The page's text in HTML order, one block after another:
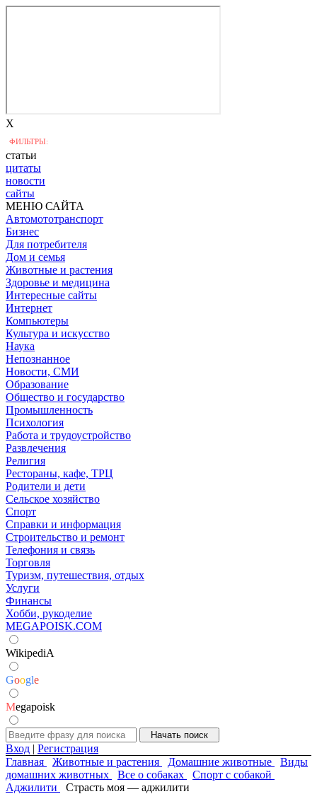
X
ФИЛЬТРЫ:
статьи
цитаты
новости
сайты
МЕНЮ САЙТА
Автомототранспорт
Бизнес
Для потребителя
Дом и семья
Животные и растения
Здоровье и медицина
Интересные сайты
Интернет
Компьютеры
Культура и искусство
Наука
Непознанное
Новости, СМИ
Образование
Общество и государство
Промышленность
Психология
Работа и трудоустройство
Развлечения
Религия
Рестораны, кафе, ТРЦ
Родители и дети
Сельское хозяйство
Спорт
Справки и информация
Строительство и ремонт
Телефония и связь
Торговля
Туризм, путешествия, отдых
Услуги
Финансы
Хобби, рукоделие
MEGAPOISK.COM
WikipediA
Google
Megapoisk
Вход | Регистрация
Главная
Животные и растения Домашние животные
Виды
домашних животных
Все о собаках
Спорт с собакой
Аджилити
Страсть моя — аджилити